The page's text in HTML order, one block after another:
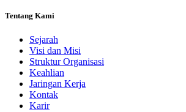
Tentang Kami
Sejarah
Visi dan Misi
Struktur Organisasi
Keahlian
Jaringan Kerja
Kontak
Karir